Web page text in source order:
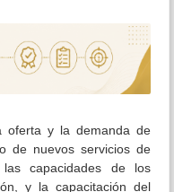
oferta y la demanda de
de nuevos servicios de
capacidades de los
y la capacitación del